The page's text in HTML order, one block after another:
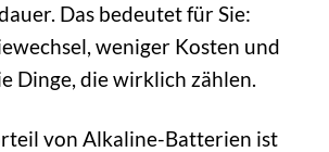
Das bedeutet für Sie:
weniger Kosten und
Dinge, die wirklich zählen.
von Alkaline-Batterien ist